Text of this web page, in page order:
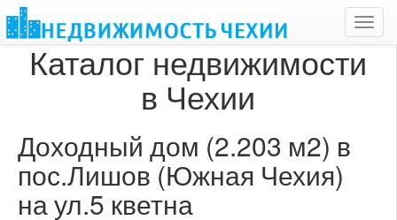
Каталог недвижимости
в Чехии
Доходный дом (2.203 м2) в
пос.Лишов (Южная Чехия)
на ул.5 кветна